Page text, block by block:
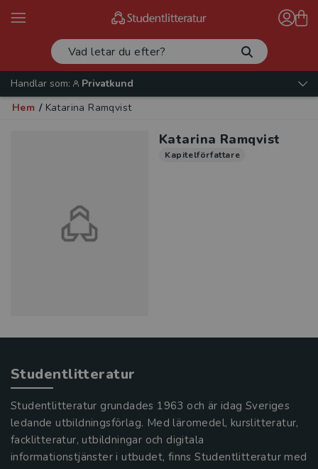
Handlar som:
Privatkund
Hem / Katarina Ramqvist
Katarina Ramqvist
Kapitelförfattare
Studentlitteratur
Studentlitteratur grundades 1963 och är idag Sveriges
ledande utbildningsförlag. Med läromedel, kurslitteratur,
facklitteratur, utbildningar och digitala
informationstjänster i utbudet, finns Studentlitteratur med